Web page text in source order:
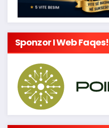
Sponzor I Web Faqes!